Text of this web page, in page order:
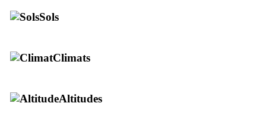
Sols
Climats
Altitudes